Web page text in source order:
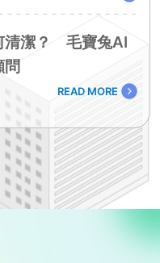
清潔？ 毛寶兔AI
問
READ MORE